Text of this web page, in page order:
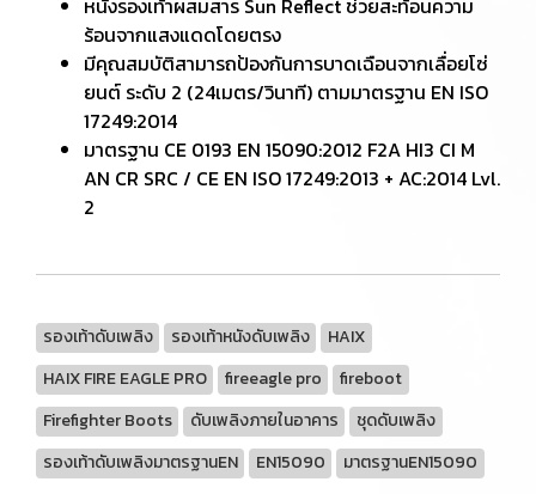
หนังรองเท้าผสมสาร Sun Reflect ช่วยสะท้อนความ
ร้อนจากแสงแดดโดยตรง
มีคุณสมบัติสามารถป้องกันการบาดเฉือนจากเลื่อยโซ่
ยนต์ ระดับ 2 (24เมตร/วินาที) ตามมาตรฐาน EN ISO
17249:2014
มาตรฐาน CE 0193 EN 15090:2012 F2A HI3 CI M
AN CR SRC / CE EN ISO 17249:2013 + AC:2014 Lvl.
2
รองเท้าดับเพลิง รองเท้าหนังดับเพลิง
HAIX
HAIX FIRE EAGLE PRO
fireeagle pro
fireboot
Firefighter Boots
ดับเพลิงภายในอาคาร
ชุดดับเพลิง
รองเท้าดับเพลิงมาตรฐานEN
EN15090 มาตรฐานEN15090